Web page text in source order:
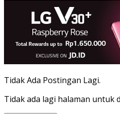
Tidak Ada Postingan Lagi.
Tidak ada lagi halaman untuk